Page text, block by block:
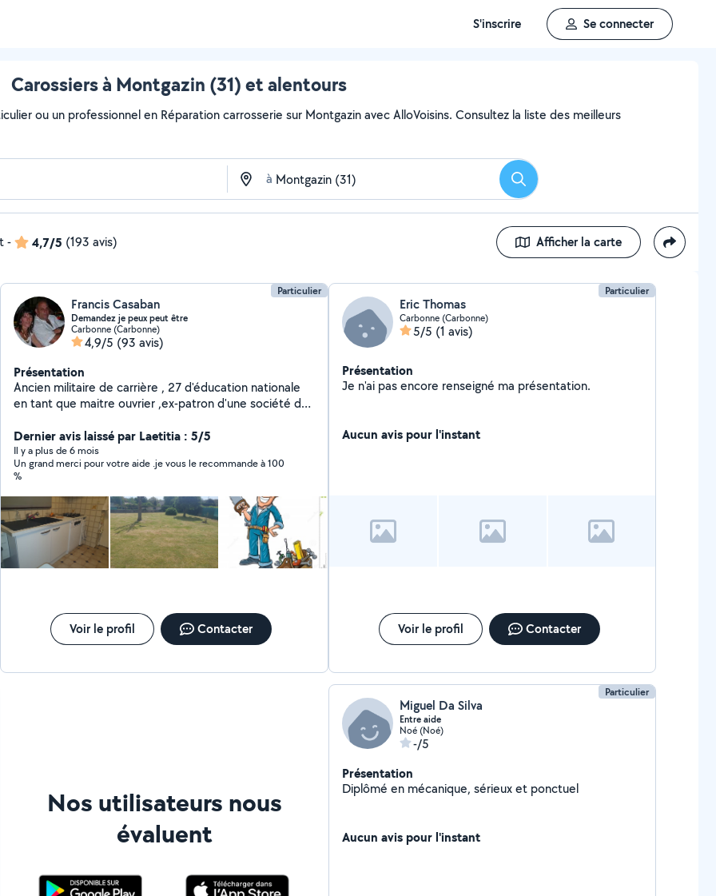
S'inscrire Se connecter
Carossiers à Montgazin (31) et alentours
ou un professionnel en Réparation carrosserie sur Montgazin avec AlloVoisins. Consultez la liste des meilleurs
à Rechercher
- 4,7/5 (193 avis) Afficher la carte
Particulier
Francis Casaban
Demandez je peux peut être
Carbonne (Carbonne)
4,9/5 (93 avis)
Présentation
Ancien militaire de carrière , 27 d'éducation nationale
en tant que maitre ouvrier ,ex-patron d'une société de
à domicile actuellement à la retraite mais toujours
disponible.
Dernier avis laissé par Laetitia : 5/5
Il y a plus de 6 mois
Un grand merci pour votre aide .je vous le recommande à 100
%
Voir le profil Contacter
Particulier
Eric Thomas
Carbonne (Carbonne)
5/5 (1 avis)
Présentation
Je n'ai pas encore renseigné ma présentation.
Aucun avis pour l'instant
Voir le profil Contacter
Nos utilisateurs nous
évaluent
Particulier
Miguel Da Silva
Entre aide
Noé (Noé)
-/5
Présentation
Diplômé en mécanique, sérieux et ponctuel
Aucun avis pour l'instant